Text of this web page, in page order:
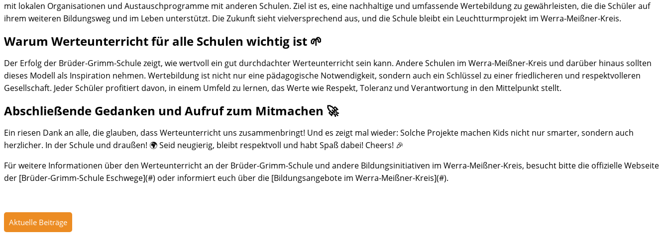
mit lokalen Organisationen und Austauschprogramme mit anderen Schulen. Ziel ist es, eine nachhaltige und umfassende Wertebildung zu gewährleisten, die die Schüler auf
ihrem weiteren Bildungsweg und im Leben unterstützt. Die Zukunft sieht vielversprechend aus, und die Schule bleibt ein Leuchtturmprojekt im Werra-Meißner-Kreis.
Warum Werteunterricht für alle Schulen wichtig ist 🌱
Der Erfolg der Brüder-Grimm-Schule zeigt, wie wertvoll ein gut durchdachter Werteunterricht sein kann. Andere Schulen im Werra-Meißner-Kreis und darüber hinaus sollten
dieses Modell als Inspiration nehmen. Wertebildung ist nicht nur eine pädagogische Notwendigkeit, sondern auch ein Schlüssel zu einer friedlicheren und respektvolleren
Gesellschaft. Jeder Schüler profitiert davon, in einem Umfeld zu lernen, das Werte wie Respekt, Toleranz und Verantwortung in den Mittelpunkt stellt.
Abschließende Gedanken und Aufruf zum Mitmachen 🚀
Ein riesen Dank an alle, die glauben, dass Werteunterricht uns zusammenbringt! Und es zeigt mal wieder: Solche Projekte machen Kids nicht nur smarter, sondern auch
herzlicher. In der Schule und draußen! 🌍 Seid neugierig, bleibt respektvoll und habt Spaß dabei! Cheers! 🎉
Für weitere Informationen über den Werteunterricht an der Brüder-Grimm-Schule und andere Bildungsinitiativen im Werra-Meißner-Kreis, besucht bitte die offizielle Webseite
der [Brüder-Grimm-Schule Eschwege](#) oder informiert euch über die [Bildungsangebote im Werra-Meißner-Kreis](#).
Aktuelle Beiträge